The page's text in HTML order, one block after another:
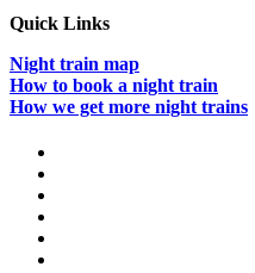
der
Innovation
Factory
in
Quick Links
Night train map
How to book a night train
How we get more night trains